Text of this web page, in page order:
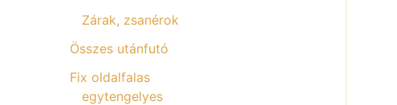
Zárak, zsanérok
Összes utánfutó
Fix oldalfalas
egytengelyes